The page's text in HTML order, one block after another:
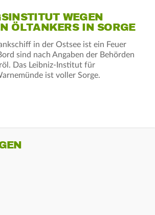
WEGEN
ÖLTANKERS IN SORGE
in der Ostsee ist ein Feuer
sind nach Angaben der Behörden
Das Leibniz-Institut für
ist voller Sorge.